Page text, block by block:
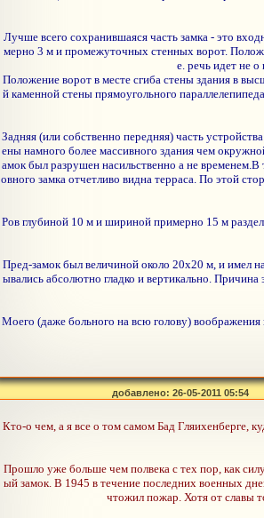
Лучше всего сохранившаяся часть замка - это
мерно 3 м и промежуточных стенных ворот.
е. речь идет не о
Положение ворот в месте сгиба стены здания в
й каменной стены прямоугольного
Задняя (или собственно передняя) часть
ены намного более массивного здания чем
амок был разрушен насильственно а не временем.В
овного замка отчетливо видна терраса. По этой
Ров глубиной 10 м и шириной примерно 15 м
Пред-замок был величиной около 20x20 м, и имел
ывались абсолютно гладко и вертикально.
Моего (даже больного на всю голову) воображения
добавлено: 26-05-2011 05:54
Кто-о чем, а я все о том самом Бад Гляихенберге,
Прошло уже больше чем полвека с тех пор, как
ый замок. В 1945 в течение последних военных
чтожил пожар. Хотя от славы